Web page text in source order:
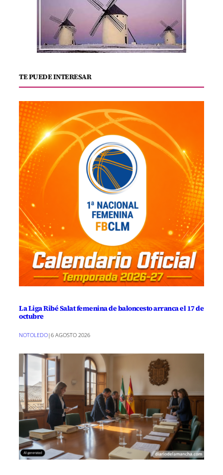
TE PUEDE INTERESAR
La Liga Ribé Salat femenina de baloncesto arranca el 17 de
octubre
NOTOLEDO|6 AGOSTO 2026